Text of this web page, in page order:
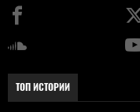
ТОП ИСТОРИИ